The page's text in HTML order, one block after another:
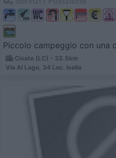
Piccolo campeggio con una
Civate (LC) - 32.5km
Via Al Lago, 34 Loc. Isella